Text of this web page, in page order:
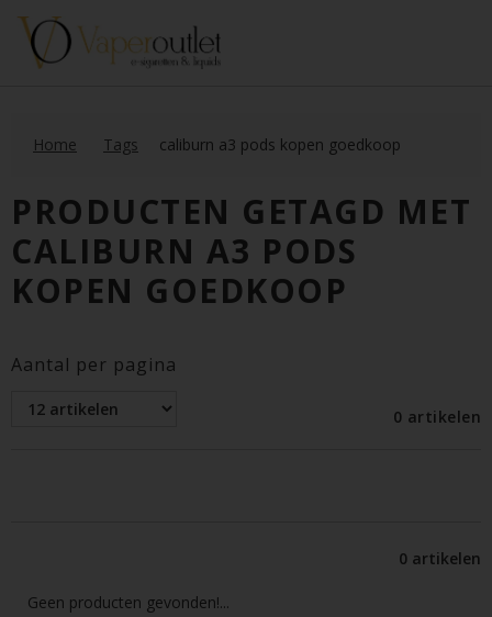
Home Tags caliburn a3 pods kopen goedkoop
PRODUCTEN GETAGD MET
CALIBURN A3 PODS
KOPEN GOEDKOOP
Aantal per pagina
0 artikelen
0 artikelen
Geen producten gevonden!...